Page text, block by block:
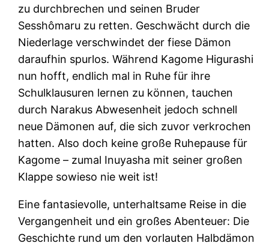
zu durchbrechen und seinen Bruder
Sesshômaru zu retten. Geschwächt durch die
Niederlage verschwindet der fiese Dämon
daraufhin spurlos. Während Kagome Higurashi
nun hofft, endlich mal in Ruhe für ihre
Schulklausuren lernen zu können, tauchen
durch Narakus Abwesenheit jedoch schnell
neue Dämonen auf, die sich zuvor verkrochen
hatten. Also doch keine große Ruhepause für
Kagome – zumal Inuyasha mit seiner großen
Klappe sowieso nie weit ist!
Eine fantasievolle, unterhaltsame Reise in die
Vergangenheit und ein großes Abenteuer: Die
Geschichte rund um den vorlauten Halbdämon